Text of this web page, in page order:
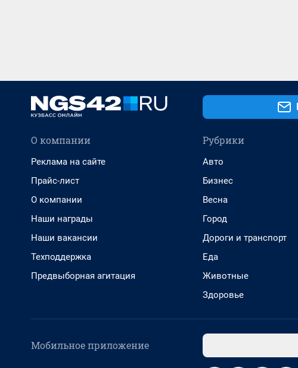
О компании
Реклама на сайте
Прайс-лист
О компании
Наши награды
Наши вакансии
Техподдержка
Предвыборная агитация
Рубрики
Авто
Бизнес
Весна
Город
Дороги и транспорт
Еда
Животные
Здоровье
Мобильное приложение